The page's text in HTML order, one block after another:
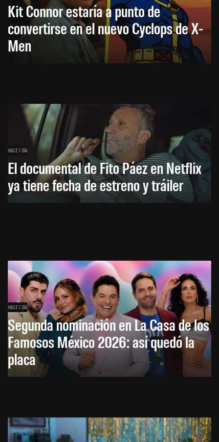
Kit Connor estaría a punto de
convertirse en el nuevo Cyclops de X-
Men
HACE 1 DÍA
El documental de Fito Páez en Netflix
ya tiene fecha de estreno y tráiler
HACE 1 DÍA
Segunda nominación en La Casa de los
Famosos México 2026: así quedó la
placa